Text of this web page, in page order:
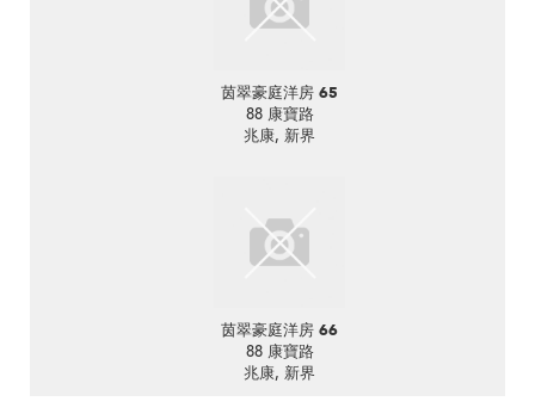
茵翠豪庭洋房 65
88 康寶路
兆康, 新界
茵翠豪庭洋房 66
88 康寶路
兆康, 新界